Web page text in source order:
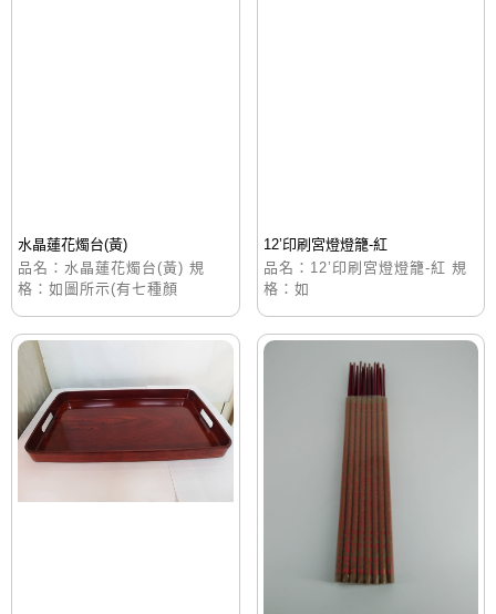
水晶蓮花燭台(黃)
品名：水晶蓮花燭台(黃) 規
格：如圖所示(有七種顏
12’印刷宮燈燈籠-紅
品名：12’印刷宮燈燈籠-紅 規
格：如